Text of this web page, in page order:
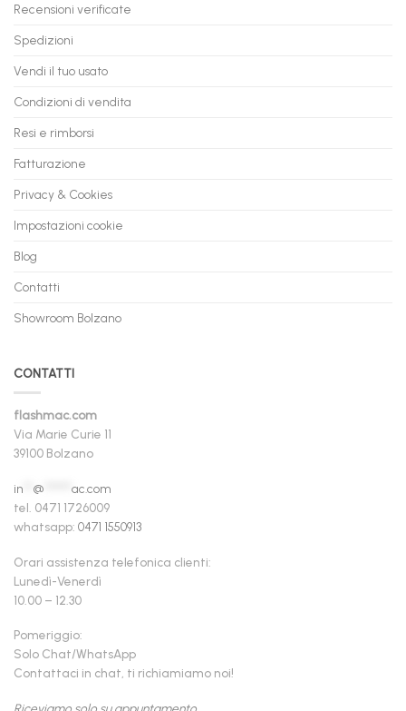
Recensioni verificate
Spedizioni
Vendi il tuo usato
Condizioni di vendita
Resi e rimborsi
Fatturazione
Privacy & Cookies
Impostazioni cookie
Blog
Contatti
Showroom Bolzano
CONTATTI
flashmac.com
Via Marie Curie 11
39100 Bolzano
in @
ac.com
tel. 0471 1726009
whatsapp: 0471 1550913
Orari assistenza telefonica clienti:
Lunedì-Venerdì
10.00 – 12.30
Pomeriggio:
Solo Chat/WhatsApp
Contattaci in chat, ti richiamiamo noi!